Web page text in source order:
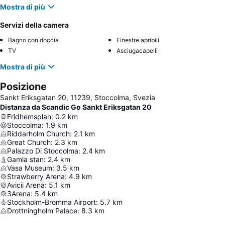
Mostra di più
Servizi della camera
Bagno con doccia
Finestre apribili
TV
Asciugacapelli
Mostra di più
Posizione
Sankt Eriksgatan 20, 11239, Stoccolma, Svezia
Distanza da Scandic Go Sankt Eriksgatan 20
Fridhemsplan: 0.2 km
Stoccolma: 1.9 km
Riddarholm Church: 2.1 km
Great Church: 2.3 km
Palazzo Di Stoccolma: 2.4 km
Gamla stan: 2.4 km
Vasa Museum: 3.5 km
Strawberry Arena: 4.9 km
Avicii Arena: 5.1 km
3Arena: 5.4 km
Stockholm-Bromma Airport: 5.7 km
Drottningholm Palace: 8.3 km